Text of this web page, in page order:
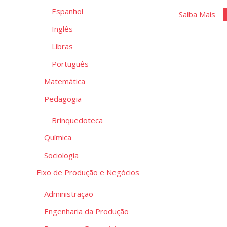
Saiba Mais
Espanhol
Inglês
Libras
Português
Matemática
Pedagogia
Brinquedoteca
Química
Sociologia
Eixo de Produção e Negócios
Administração
Engenharia da Produção